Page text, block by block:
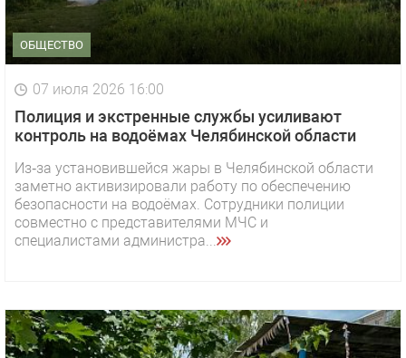
ОБЩЕСТВО
07 июля 2026 16:00
Полиция и экстренные службы усиливают
контроль на водоёмах Челябинской области
Из‑за установившейся жары в Челябинской области
заметно активизировали работу по обеспечению
безопасности на водоёмах. Сотрудники полиции
совместно с представителями МЧС и
специалистами администра...